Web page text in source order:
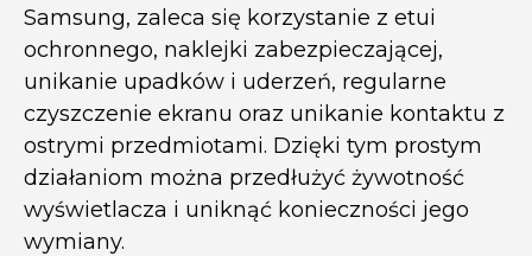
Samsung, zaleca się korzystanie z etui
ochronnego, naklejki zabezpieczającej,
unikanie upadków i uderzeń, regularne
czyszczenie ekranu oraz unikanie kontaktu z
ostrymi przedmiotami. Dzięki tym prostym
działaniom można przedłużyć żywotność
wyświetlacza i uniknąć konieczności jego
wymiany.